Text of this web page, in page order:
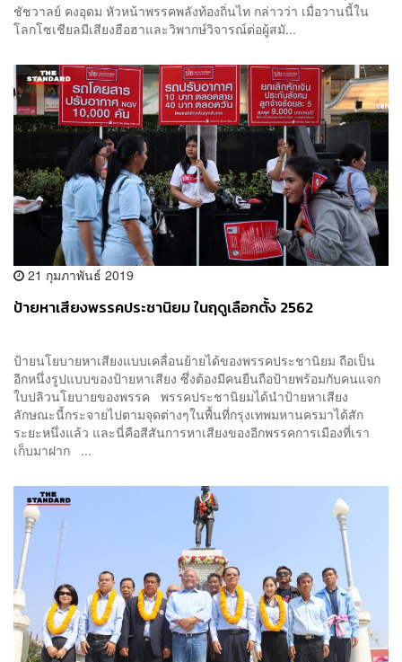
ชัชวาลย์ คงอุดม หัวหน้าพรรคพลังท้องถิ่นไท กล่าวว่า เมื่อวานนี้ใน
โลกโซเชียลมีเสียงฮือฮาและวิพากษ์วิจารณ์ต่อผู้สมั...
21 กุมภาพันธ์ 2019
ป้ายหาเสียงพรรคประชานิยม ในฤดูเลือกตั้ง 2562
ป้ายนโยบายหาเสียงแบบเคลื่อนย้ายได้ของพรรคประชานิยม ถือเป็น
อีกหนึ่งรูปแบบของป้ายหาเสียง ซึ่งต้องมีคนยืนถือป้ายพร้อมกับคนแจก
ใบปลิวนโยบายของพรรค พรรคประชานิยมได้นำป้ายหาเสียง
ลักษณะนี้กระจายไปตามจุดต่างๆในพื้นที่กรุงเทพมหานครมาได้สัก
ระยะหนึ่งแล้ว และนี่คือสีสันการหาเสียงของอีกพรรคการเมืองที่เรา
เก็บมาฝาก ...